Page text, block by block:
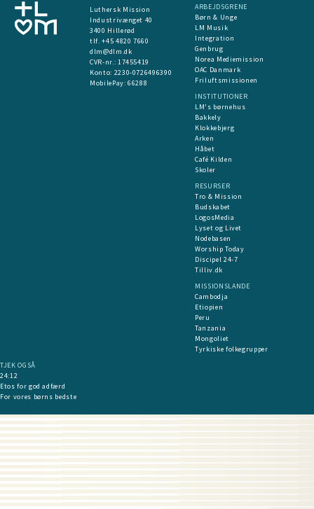
Luthersk Mission
Industrivænget 40
3400 Hillerød
tlf. +45 4820 7660
dlm@dlm.dk
CVR-nr.: 17455419
​Konto: 2230-0726496390
MobilePay:66288
ARBEJDSGRENE
Børn & Unge
LM Musik
Integration
Genbrug
Norea Mediemission
OAC Danmark
Friluftsmissionen
INSTITUTIONER
LM's børnehus
Bakkely
Klokkebjerg
Arken
Håbet
Café Kilden
Skoler
RESURSER
Tro & Mission
Budskabet
LogosMedia
Lyset og Livet
Nodebasen
Worship Today
Discipel 24-7
Tilliv.dk
MISSIONSLANDE
Cambodja
Etiopien
Peru
Tanzania
Mongoliet
Tyrkiske folkegrupper
TJEK OGSÅ
24:12
Etos for god adfærd
For vores børns bedste